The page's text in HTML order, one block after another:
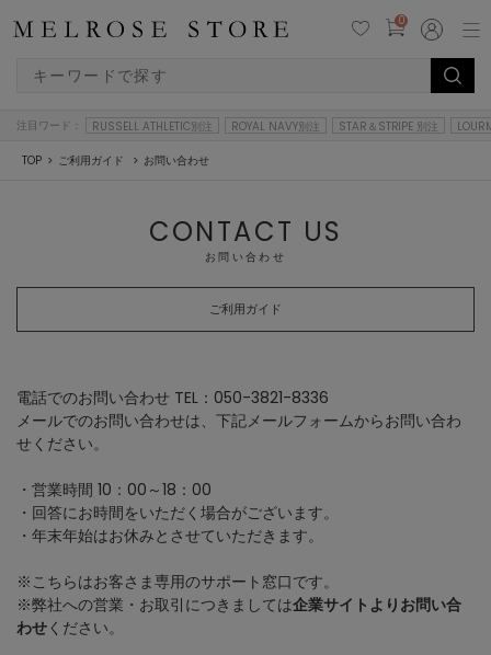
0
注目ワード： RUSSELL ATHLETIC別注 ROYAL NAVY別注 STAR＆STRIPE 別注
TOP ご利用ガイド お問い合わせ
CONTACT US
お問い合わせ
ご利用ガイド
電話でのお問い合わせ TEL：050-3821-8336
メールでのお問い合わせは、下記メールフォームからお問い合わ
せください。
・営業時間 10：00～18：00
・回答にお時間をいただく場合がございます。
・年末年始はお休みとさせていただきます。
※こちらはお客さま専用のサポート窓口です。
※弊社への営業・お取引につきましては企業サイトよりお問い合
わせください。